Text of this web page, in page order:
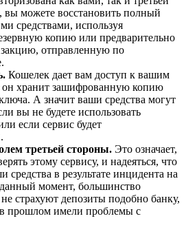
можете восстановить полный
средствами, используя
копию или предварительно
отправленную по
Кошелек дает вам доступ к вашим
он хранит зашифрованную копию
А значит ваши средства могут
вы не будете использовать
если сервис будет
третьей стороны. Это означает,
этому сервису, и надеяться, что
средства в результате инцидента на
момент, большинство
страхуют депозиты подобно банку,
прошлом имели проблемы с